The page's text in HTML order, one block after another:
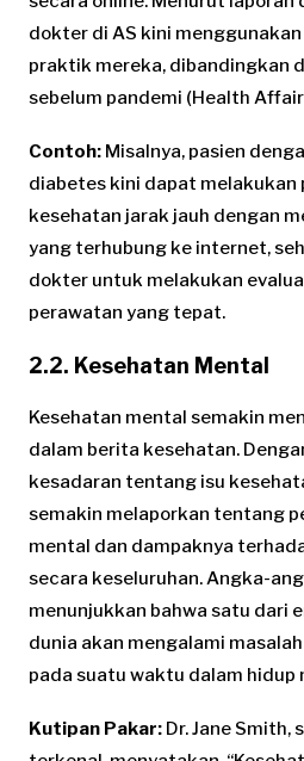
dokter di AS kini
praktik mereka, dibandingkan
sebelum pandemi (Health
Contoh: Misalnya, pasien
diabetes kini dapat melakukan
kesehatan jarak jauh dengan
yang terhubung ke internet,
dokter untuk melakukan
perawatan yang tepat.
2.2. Kesehatan Mental
Kesehatan mental semakin
dalam berita kesehatan.
kesadaran tentang isu
semakin melaporkan tentang
mental dan dampaknya
secara keseluruhan. Angka-
menunjukkan bahwa satu dari
dunia akan mengalami
pada suatu waktu dalam hidup
Kutipan Pakar: Dr. Jane Smith,